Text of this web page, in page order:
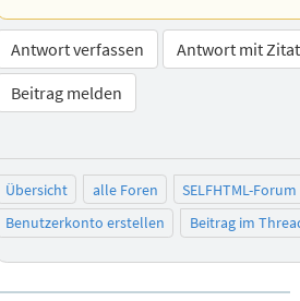
Antwort verfassen
Antwort mit
Beitrag melden
Übersicht alle Foren
SELFHTML-Forum
Benutzerkonto erstellen
Beitrag im